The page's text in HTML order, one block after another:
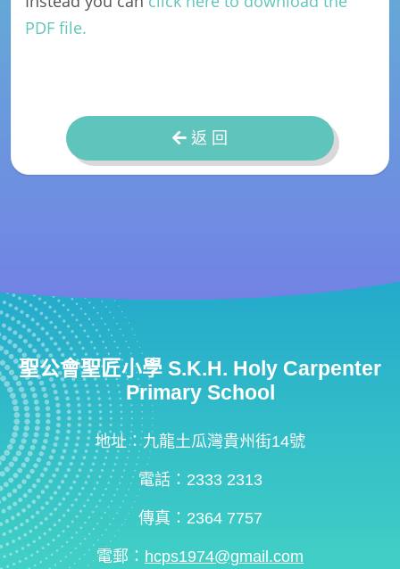
PDF file.
返 回
聖公會聖匠小學 S.K.H. Holy Carpenter
Primary School
地址：九龍土瓜灣貴州街14號
電話：2333 2313
傳真：2364 7757
電郵： hcps1974@gmail.com